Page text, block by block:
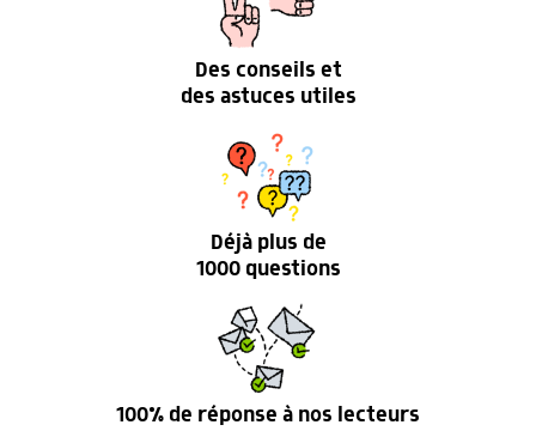
Des conseils et
des astuces utiles
Déjà plus de
1000 questions
100% de réponse à nos lecteurs